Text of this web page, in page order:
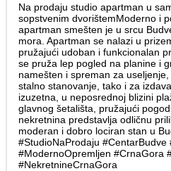
Na prodaju studio apartman u
sopstvenim dvorištemModerno i
apartman smešten je u srcu
mora. Apartman se nalazi u
pružajući udoban i funkcionalan
se pruža lep pogled na planine i
namešten i spreman za
stalno stanovanje, tako i za
izuzetna, u neposrednoj blizini
glavnog šetališta, pružajući
nekretnina predstavlja odličnu
moderan i dobro lociran stan u
#StudioNaProdaju
#ModernoOpremljen #CrnaGora
#NekretnineCrnaGora